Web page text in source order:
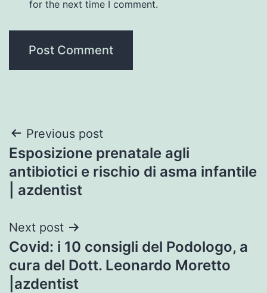
for the next time I comment.
Post
navigation
Previous post
Esposizione prenatale agli
antibiotici e rischio di asma infantile
| azdentist
Next post
Covid: i 10 consigli del Podologo, a
cura del Dott. Leonardo Moretto
|azdentist